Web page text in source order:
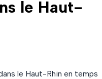
le Haut-
le Haut-Rhin en temps